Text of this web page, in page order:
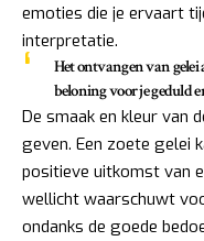
emoties die je ervaart
interpretatie.
Het ontvangen van gelei
beloning voor je geduld
De smaak en kleur van
geven. Een zoete gelei
positieve uitkomst van
wellicht waarschuwt
ondanks de goede